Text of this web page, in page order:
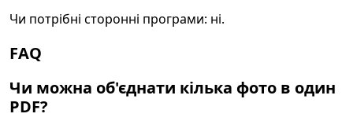
Чи потрібні сторонні програми: ні.
FAQ
Чи можна об'єднати кілька фото в один
PDF?